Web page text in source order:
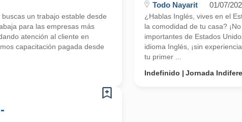
un trabajo estable desde
para las empresas más
atención al cliente en
capacitación pagada desde
Todo Nayarit 01/07/
¿Hablas Inglés, vives en el
la comodidad de tu casa?
importantes de Estados
idioma Inglés, ¡sin
tu primer ...
Indefinido
Jornada